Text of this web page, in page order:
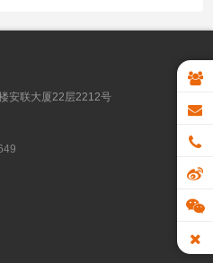
安联大厦22层2212号